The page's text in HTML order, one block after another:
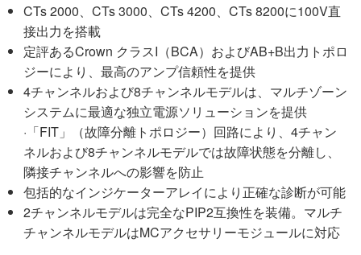
CTs 2000、CTs 3000、CTs 4200、CTs 8200に100V直
接出力を搭載
定評あるCrown クラスI（BCA）およびAB+B出力トポロ
ジーにより、最高のアンプ信頼性を提供
4チャンネルおよび8チャンネルモデルは、マルチゾーン
システムに最適な独立電源ソリューションを提供
·「FIT」（故障分離トポロジー）回路により、4チャン
ネルおよび8チャンネルモデルでは故障状態を分離し、
隣接チャンネルへの影響を防止
包括的なインジケーターアレイにより正確な診断が可能
2チャンネルモデルは完全なPIP2互換性を装備。マルチ
チャンネルモデルはMCアクセサリーモジュールに対応